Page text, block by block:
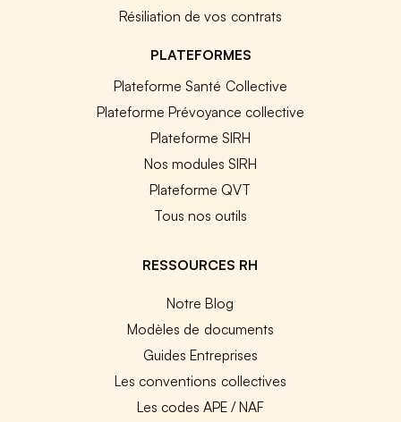
Résiliation de vos contrats
PLATEFORMES
Plateforme Santé Collective
Plateforme Prévoyance collective
Plateforme SIRH
Nos modules SIRH
Plateforme QVT
Tous nos outils
RESSOURCES RH
Notre Blog
Modèles de documents
Guides Entreprises
Les conventions collectives
Les codes APE / NAF